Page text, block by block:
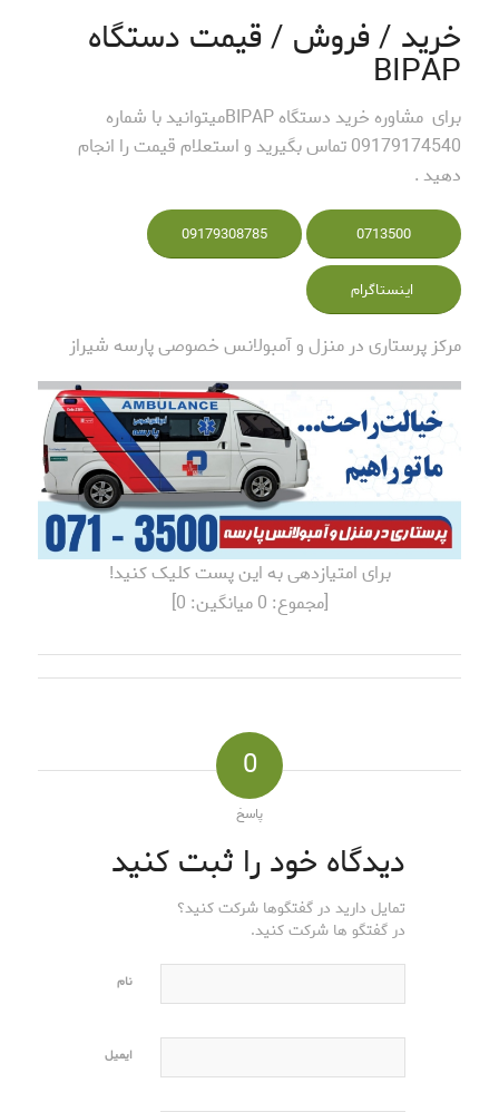
خرید / فروش / قیمت دستگاه
BIPAP
برای مشاوره خرید دستگاه BIPAPمیتوانید با شماره
09179174540 تماس بگیرید و استعلام قیمت را انجام
دهید .
0713500
09179308785
اینستاگرام
مرکز پرستاری در منزل و آمبولانس خصوصی پارسه شیراز
برای امتیازدهی به این پست کلیک کنید!
[مجموع: 0میانگین: 0
]
0
پاسخ
دیدگاه خود را ثبت کنید
تمایل دارید در گفتگوها شرکت کنید؟
در گفتگو ها شرکت کنید.
نام
ایمیل